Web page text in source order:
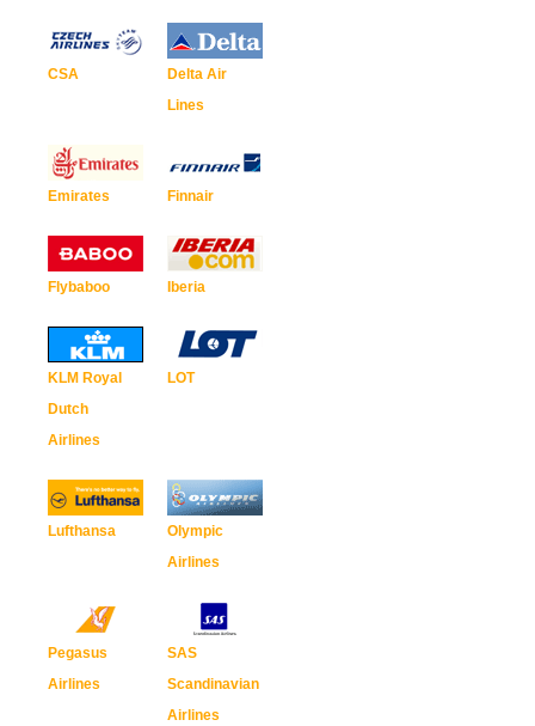
CSA
Delta Air
Lines
Emirates Finnair
Flybaboo Iberia
KLM Royal
Dutch
Airlines
LOT
Lufthansa
Olympic
Airlines
Pegasus
Airlines
SAS
Scandinavian
Airlines